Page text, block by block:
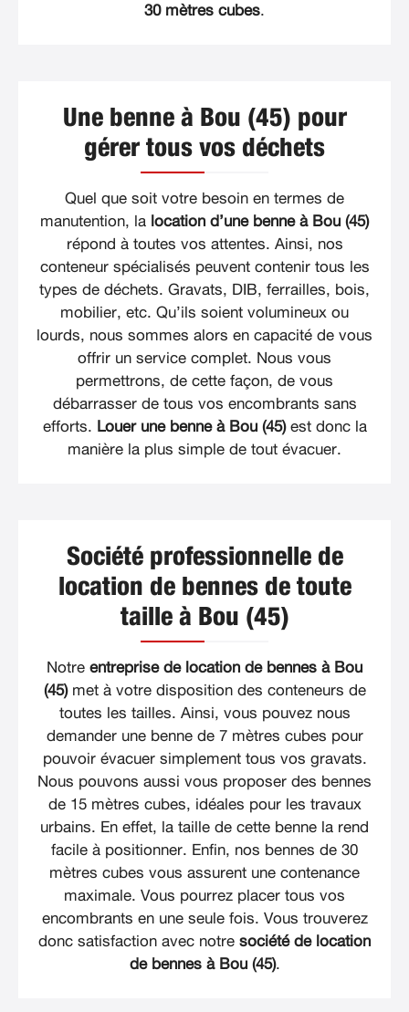
30 mètres cubes.
Une benne à Bou (45) pour
gérer tous vos déchets
Quel que soit votre besoin en termes de
manutention, la location d’une benne à Bou (45)
répond à toutes vos attentes. Ainsi, nos
conteneur spécialisés peuvent contenir tous les
types de déchets. Gravats, DIB, ferrailles, bois,
mobilier, etc. Qu’ils soient volumineux ou
lourds, nous sommes alors en capacité de vous
offrir un service complet. Nous vous
permettrons, de cette façon, de vous
débarrasser de tous vos encombrants sans
efforts. Louer une benne à Bou (45)est donc la
manière la plus simple de tout évacuer.
Société professionnelle de
location de bennes de toute
taille à Bou (45)
Notre entreprise de location de bennes à Bou
(45)met à votre disposition des conteneurs de
toutes les tailles. Ainsi, vous pouvez nous
demander une benne de 7 mètres cubes pour
pouvoir évacuer simplement tous vos gravats.
Nous pouvons aussi vous proposer des bennes
de 15 mètres cubes, idéales pour les travaux
urbains. En effet, la taille de cette benne la rend
facile à positionner. Enfin, nos bennes de 30
mètres cubes vous assurent une contenance
maximale. Vous pourrez placer tous vos
encombrants en une seule fois. Vous trouverez
donc satisfaction avec notre société de location
de bennes à Bou (45).